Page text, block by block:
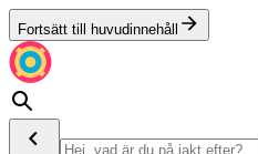
Fortsätt till huvudinnehåll